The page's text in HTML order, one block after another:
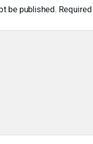
be published.